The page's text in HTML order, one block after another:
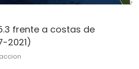
frente a costas de
2021)